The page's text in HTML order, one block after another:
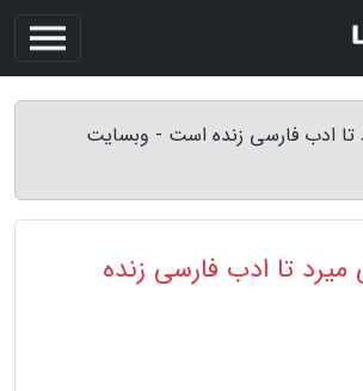
ادب فارسی زنده است - وبسایت
تا ادب فارسی زنده